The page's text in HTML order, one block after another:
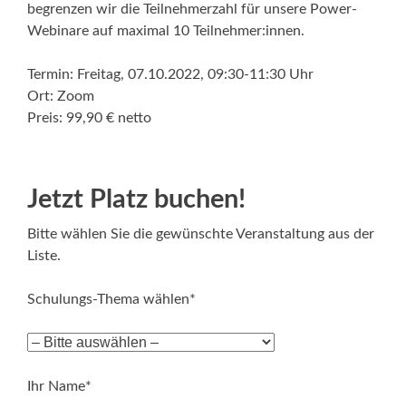
begrenzen wir die Teilnehmerzahl für unsere Power-
Webinare auf maximal 10 Teilnehmer:innen.
Termin: Freitag, 07.10.2022, 09:30-11:30 Uhr
Ort: Zoom
Preis: 99,90 € netto
Jetzt Platz buchen!
Bitte wählen Sie die gewünschte Veranstaltung aus der
Liste.
Schulungs-Thema wählen*
Ihr Name*